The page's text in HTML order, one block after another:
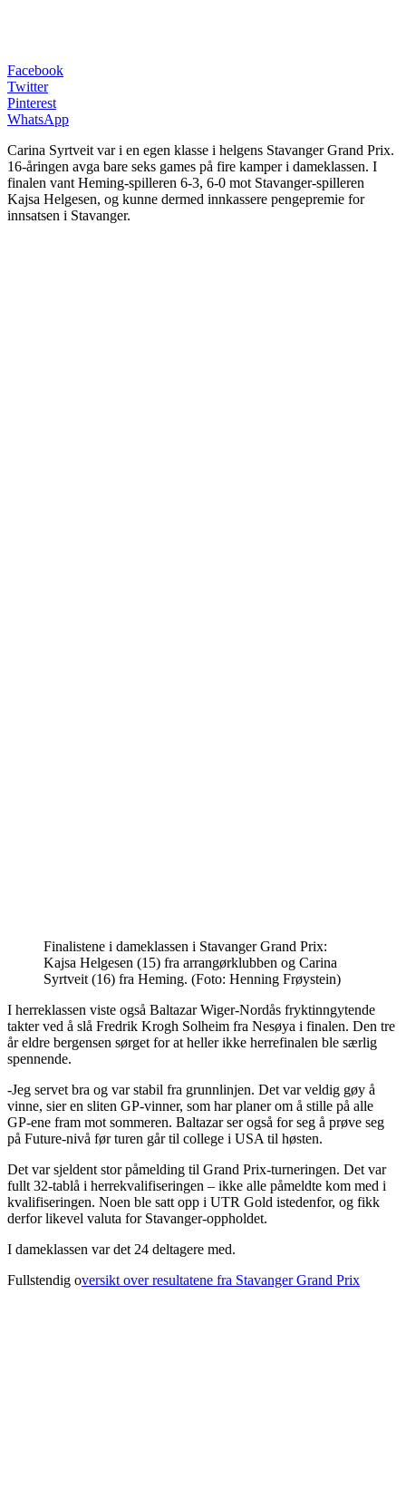
Facebook
Twitter
Pinterest
WhatsApp
Carina Syrtveit var i en egen klasse i helgens Stavanger Grand Prix.
16-åringen avga bare seks games på fire kamper i dameklassen. I
finalen vant Heming-spilleren 6-3, 6-0 mot Stavanger-spilleren
Kajsa Helgesen, og kunne dermed innkassere pengepremie for
innsatsen i Stavanger.
Finalistene i dameklassen i Stavanger Grand Prix:
Kajsa Helgesen (15) fra arrangørklubben og Carina
Syrtveit (16) fra Heming. (Foto: Henning Frøystein)
I herreklassen viste også Baltazar Wiger-Nordås fryktinngytende
takter ved å slå Fredrik Krogh Solheim fra Nesøya i finalen. Den tre
år eldre bergensen sørget for at heller ikke herrefinalen ble særlig
spennende.
-Jeg servet bra og var stabil fra grunnlinjen. Det var veldig gøy å
vinne, sier en sliten GP-vinner, som har planer om å stille på alle
GP-ene fram mot sommeren. Baltazar ser også for seg å prøve seg
på Future-nivå før turen går til college i USA til høsten.
Det var sjeldent stor påmelding til Grand Prix-turneringen. Det var
fullt 32-tablå i herrekvalifiseringen – ikke alle påmeldte kom med i
kvalifiseringen. Noen ble satt opp i UTR Gold istedenfor, og fikk
derfor likevel valuta for Stavanger-oppholdet.
I dameklassen var det 24 deltagere med.
Fullstendig oversikt over resultatene fra Stavanger Grand Prix